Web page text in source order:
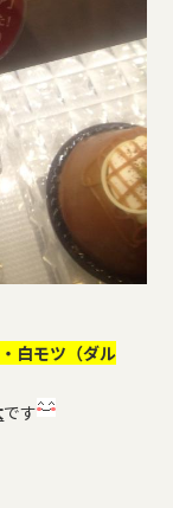
白モツ（ダル
です